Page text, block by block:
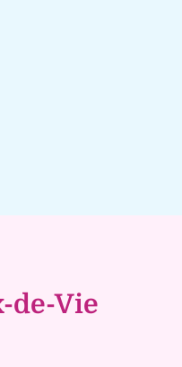
de-Vie